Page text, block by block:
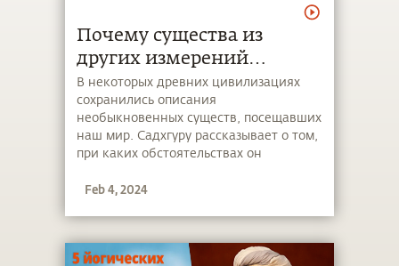
Почему существа из
других измерений
посещают наш мир?
В некоторых древних цивилизациях
сохранились описания
необыкновенных существ, посещавших
наш мир. Садхгуру рассказывает о том,
при каких обстоятельствах он
измерений и какова их роль в нашей
Feb 4, 2024